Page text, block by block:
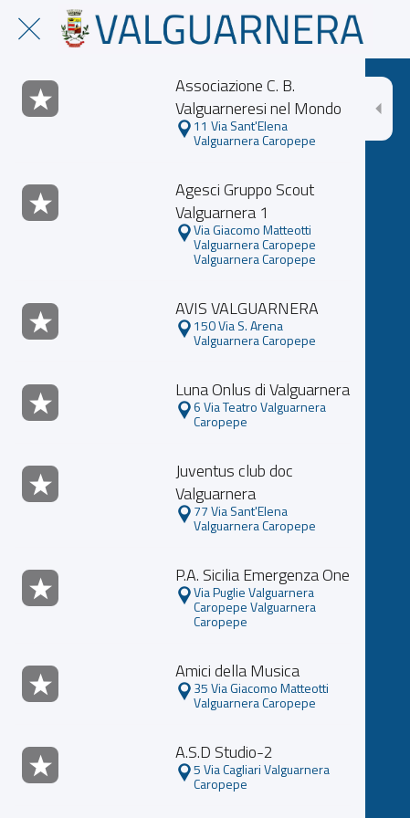
Associazione C. B.
Valguarneresi nel Mondo
11 Via Sant'Elena
Valguarnera Caropepe
Agesci Gruppo Scout
Valguarnera 1
Via Giacomo Matteotti
Valguarnera Caropepe
Valguarnera Caropepe
AVIS VALGUARNERA
150 Via S. Arena
Valguarnera Caropepe
Luna Onlus di Valguarnera
6 Via Teatro Valguarnera
Caropepe
Juventus club doc
Valguarnera
77 Via Sant'Elena
Valguarnera Caropepe
P.A. Sicilia Emergenza One
Via Puglie Valguarnera
Caropepe Valguarnera
Caropepe
Amici della Musica
35 Via Giacomo Matteotti
Valguarnera Caropepe
A.S.D Studio-2
5 Via Cagliari Valguarnera
Caropepe